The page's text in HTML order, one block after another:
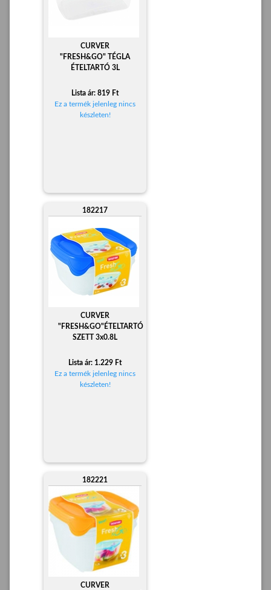
CURVER
"FRESH&GO" TÉGLA
ÉTELTARTÓ 3L
Lista ár: 819 Ft
Ez a termék jelenleg nincs
készleten!
182217
CURVER
"FRESH&GO"ÉTELTARTÓ
SZETT 3x0.8L
Lista ár: 1.229 Ft
Ez a termék jelenleg nincs
készleten!
182221
CURVER